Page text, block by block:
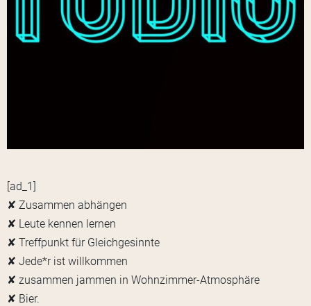
[ad_1]
✘ Zusammen abhängen
✘ Leute kennen lernen
✘ Treffpunkt für Gleichgesinnte
✘ Jede*r ist willkommen
✘ zusammen jammen in Wohnzimmer-Atmosphäre
✘ Bier.